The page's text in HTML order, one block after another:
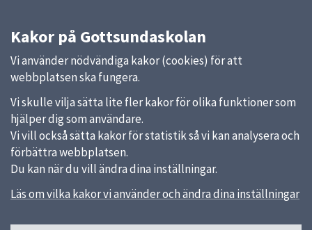
Kakor på Gottsundaskolan
Vi använder nödvändiga kakor (cookies) för att
webbplatsen ska fungera.
Vi skulle vilja sätta lite fler kakor för olika funktioner som
hjälper dig som användare.
Vi vill också sätta kakor för statistik så vi kan analysera och
förbättra webbplatsen.
Du kan när du vill ändra dina inställningar.
Läs om vilka kakor vi använder och ändra dina inställningar